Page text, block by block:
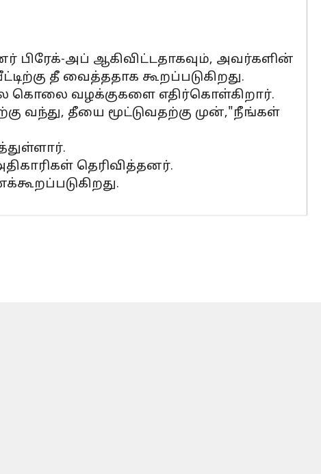
பிரேக்-அப் ஆகிவிட்டதாகவும், அவர்களின்
தீ வைத்ததாக கூறப்படுகிறது.
கொலை வழக்குகளை எதிர்கொள்கிறார்.
வந்து, தீயை மூட்டுவதற்கு முன்,"நீங்கள்
தெரிவித்தனர்.